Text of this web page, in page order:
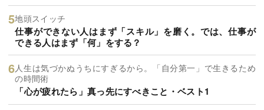
地頭スイッチ
仕事ができない人はまず「スキル」を磨く。では、仕事が
できる人はまず「何」をする？
人生は気づかぬうちにすぎるから。「自分第一」で生きるため
の時間術
「心が疲れたら」真っ先にすべきこと・ベスト1